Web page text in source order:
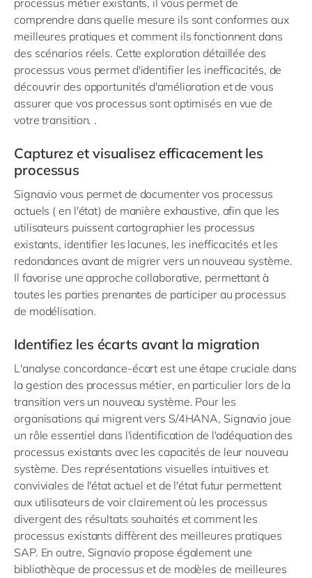
processus métier existants, il vous permet de
comprendre dans quelle mesure ils sont conformes aux
meilleures pratiques et comment ils fonctionnent dans
des scénarios réels. Cette exploration détaillée des
processus vous permet d'identifier les inefficacités, de
découvrir des opportunités d'amélioration et de vous
assurer que vos processus sont optimisés en vue de
votre transition. .
Capturez et visualisez efficacement les
processus
Signavio vous permet de documenter vos processus
actuels ( en l'état) de manière exhaustive, afin que les
utilisateurs puissent cartographier les processus
existants, identifier les lacunes, les inefficacités et les
redondances avant de migrer vers un nouveau système.
Il favorise une approche collaborative, permettant à
toutes les parties prenantes de participer au processus
de modélisation.
Identifiez les écarts avant la migration
L'analyse concordance-écart est une étape cruciale dans
la gestion des processus métier, en particulier lors de la
transition vers un nouveau système. Pour les
organisations qui migrent vers S/4HANA, Signavio joue
un rôle essentiel dans l'identification de l'adéquation des
processus existants avec les capacités de leur nouveau
système. Des représentations visuelles intuitives et
conviviales de l'état actuel et de l'état futur permettent
aux utilisateurs de voir clairement où les processus
divergent des résultats souhaités et comment les
processus existants diffèrent des meilleures pratiques
SAP. En outre, Signavio propose également une
bibliothèque de processus et de modèles de meilleures